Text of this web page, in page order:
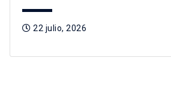
22 julio, 2026